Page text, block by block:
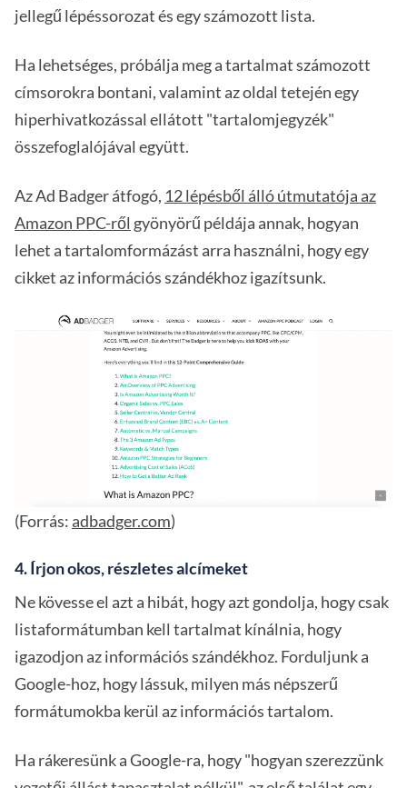
jellegű lépéssorozat és egy számozott lista.
Ha lehetséges, próbálja meg a tartalmat számozott
címsorokra bontani, valamint az oldal tetején egy
hiperhivatkozással ellátott "tartalomjegyzék"
összefoglalójával együtt.
Az Ad Badger átfogó, 12 lépésből álló útmutatója az
Amazon PPC-ről gyönyörű példája annak, hogyan
lehet a tartalomformázást arra használni, hogy egy
cikket az információs szándékhoz igazítsunk.
(Forrás: adbadger.com)
4. Írjon okos, részletes alcímeket
Ne kövesse el azt a hibát, hogy azt gondolja, hogy csak
listaformátumban kell tartalmat kínálnia, hogy
igazodjon az információs szándékhoz. Forduljunk a
Google-hoz, hogy lássuk, milyen más népszerű
formátumokba kerül az információs tartalom.
Ha rákeresünk a Google-ra, hogy "hogyan szerezzünk